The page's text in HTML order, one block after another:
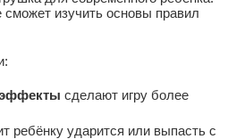
изучить основы правил
сделают игру более
ребёнку ударится или выпасть с